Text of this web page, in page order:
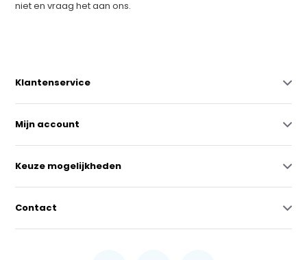
niet en vraag het aan ons.
Klantenservice
Mijn account
Keuze mogelijkheden
Contact